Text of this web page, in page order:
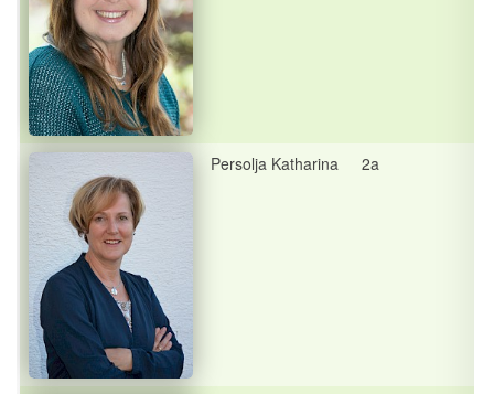
Persolja Katharina 2a